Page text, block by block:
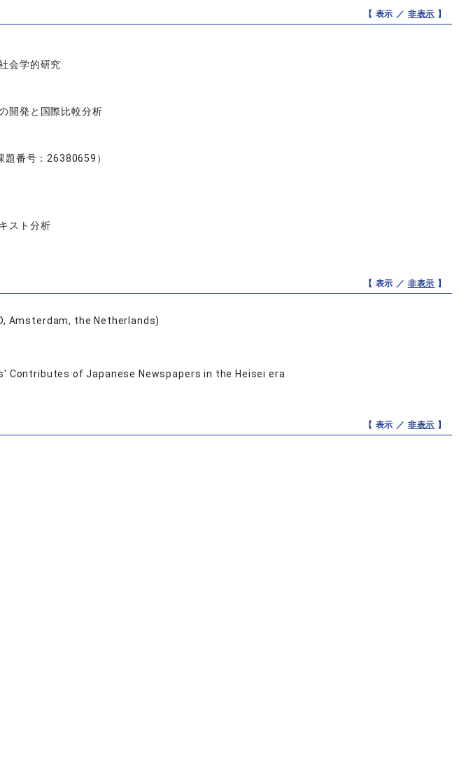
【 表示 ／ 非表示 】
会学的研究
開発と国際比較分析
番号：26380659）
スト分析
【 表示 ／ 非表示 】
Amsterdam, the Netherlands)
Contributes of Japanese Newspapers in the Heisei era
【 表示 ／ 非表示 】